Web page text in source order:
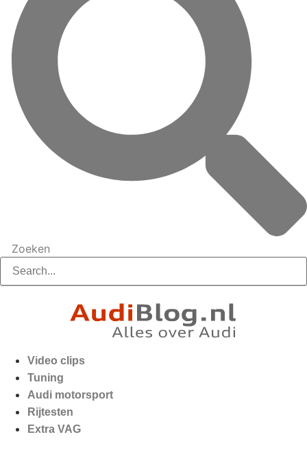
Zoeken
Video clips
Tuning
Audi motorsport
Rijtesten
Extra VAG